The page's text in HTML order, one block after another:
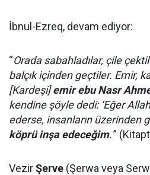
İbnul-Ezreq, devam ediyor:
“Orada sabahladılar, çile
balçık içinden geçtiler. Emir,
[Kardeşi]emir ebu Nasr
kendine şöyle dedi: ‘Eğer
ederse, insanların üzerinden
köprü inşa edeceğim.'”
VezirŞerve (Şerwa veya